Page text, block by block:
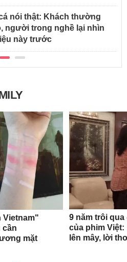
nói thật: Khách thường
người trong nghề lại nhìn
này trước
Vietnam"
cần
mặt
9 năm trôi
của phim
lên mây, lời